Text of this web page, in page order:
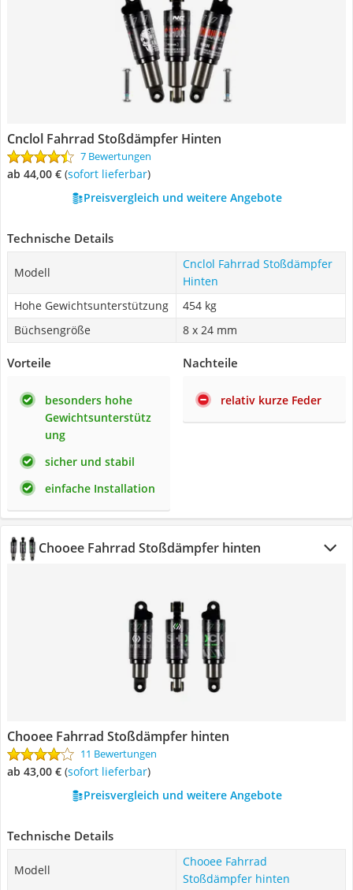
Cnclol Fahrrad Stoßdämpfer Hinten
7 Bewertungen
ab 44,00 € ( Sofort lieferbar)
Preisvergleich und weitere Angebote
Technische Details
Modell
Cnclol Fahrrad Stoßdämpfer
Hinten
Hohe Gewichtsunterstützung
454 kg
Büchsengröße
8 x 24 mm
Vorteile
besonders hohe
Gewichtsunterstütz
ung
sicher und stabil
einfache Installation
Nachteile
relativ kurze Feder
Chooee Fahrrad Stoßdämpfer hinten
Chooee Fahrrad Stoßdämpfer hinten
11 Bewertungen
ab 43,00 € ( Sofort lieferbar)
Preisvergleich und weitere Angebote
Technische Details
Modell
Chooee Fahrrad
Stoßdämpfer hinten